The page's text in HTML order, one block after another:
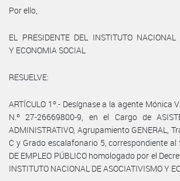
Por ello,
EL PRESIDENTE DEL INSTITUTO NACIONAL
Y ECONOMIA SOCIAL
RESUELVE:
ARTÍCULO 1º.- Desígnase a la agente Mónica
N.º 27-26669800-9, en el Cargo de
ADMINISTRATIVO, Agrupamiento GENERAL,
C y Grado escalafonario 5, correspondiente al
DE EMPLEO PÚBLICO homologado por el
INSTITUTO NACIONAL DE ASOCIATIVISMO Y